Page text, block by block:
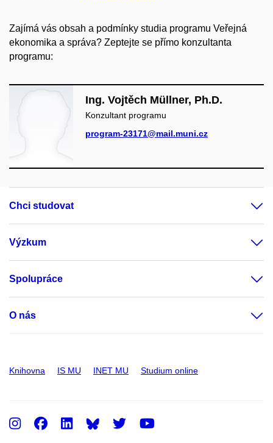
Zajímá vás obsah a podmínky studia programu Veřejná
ekonomika a správa? Zeptejte se přímo konzultanta
programu:
Ing. Vojtěch Müllner, Ph.D.
Konzultant programu
program-23171@mail.muni.cz
Chci studovat
Výzkum
Spolupráce
O nás
Knihovna IS MU INET MU Studium online
Instagram
Facebook
LinkedInTwitter